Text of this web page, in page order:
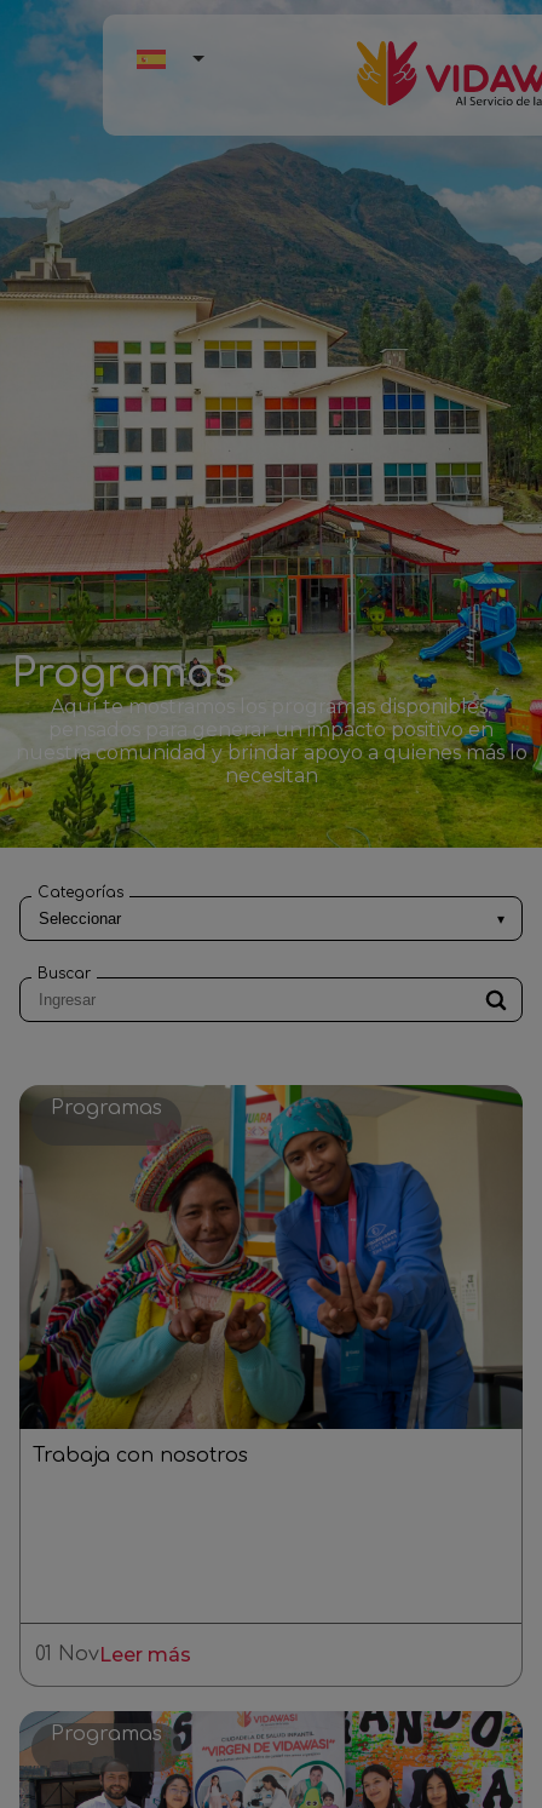
Programas
Aquí te mostramos los programas disponibles,
pensados para generar un impacto positivo en
nuestra comunidad y brindar apoyo a quienes más lo
necesitan
Programas
Trabaja con nosotros
01 NovLeer más
Programas